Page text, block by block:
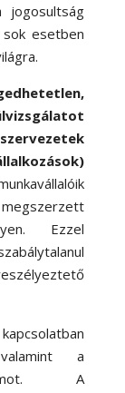
jogosultság
esetben
Ezzel
a
A